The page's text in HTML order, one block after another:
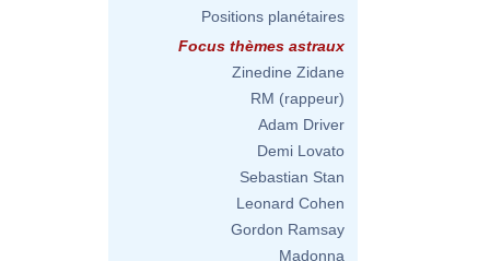
Positions planétaires
Focus thèmes astraux
Zinedine Zidane
RM (rappeur)
Adam Driver
Demi Lovato
Sebastian Stan
Leonard Cohen
Gordon Ramsay
Madonna